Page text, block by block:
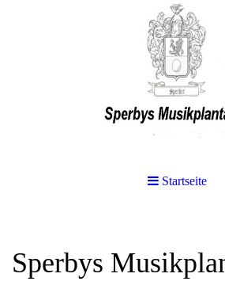
Startseite
Sperbys